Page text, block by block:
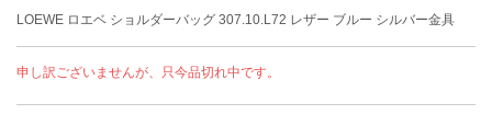
LOEWE ロエベ ショルダーバッグ 307.10.L72 レザー ブルー シルバー金具
申し訳ございませんが、只今品切れ中です。